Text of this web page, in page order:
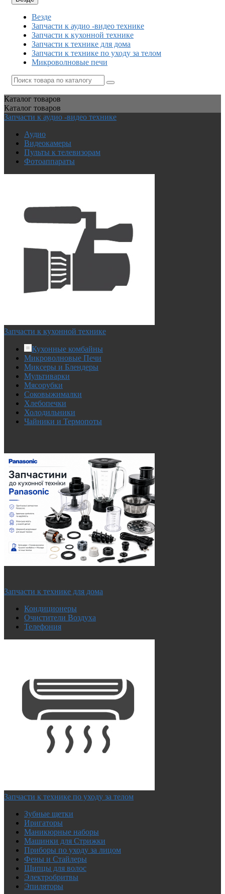
Везде
Запчасти к аудио -видео технике
Запчасти к кухонной технике
Запчасти к технике для дома
Запчасти к технике по уходу за телом
Микроволновые печи
Каталог товаров
Каталог товаров
Запчасти к аудио -видео технике
Аудио
Видеокамеры
Пульты к телевизорам
Фотоаппараты
Запчасти к кухонной технике
Кухонные комбайны
Микроволновые Печи
Миксеры и Блендеры
Мультиварки
Мясорубки
Соковыжималки
Хлебопечки
Холодильники
Чайники и Термопоты
Запчасти к технике для дома
Кондиционеры
Очистители Воздуха
Телефония
Запчасти к технике по уходу за телом
Зубные щетки
Иригаторы
Маникюрные наборы
Машинки для Стрижки
Приборы по уходу за лицом
Фены и Стайлеры
Щипцы для волос
Электробритвы
Эпиляторы